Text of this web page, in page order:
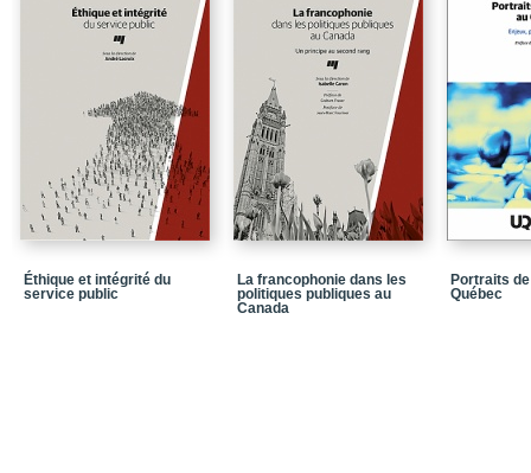
Bibliographie
PARTIE 1 / PILOTER
L’AMÉNAGEMENT
CHAPITRE 1 / Des
évolutions du rôle de
portuaire à vocation
CHAPITRE 2 / Le
nouvel instrument de
CHAPITRE 3 / Quand
dans les projets
Éthique et intégrité du
service public
La francophonie dans les
politiques publiques au
Canada
Portraits
Québec